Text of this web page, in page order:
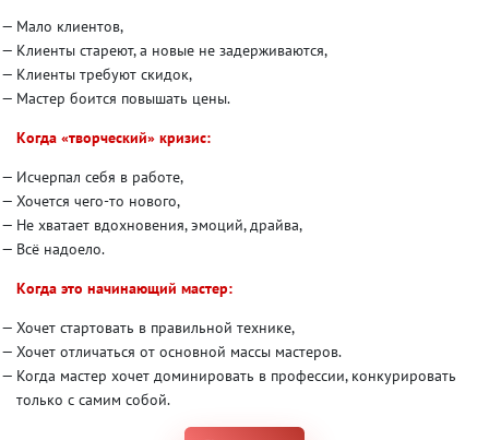
Мало клиентов,
Клиенты стареют, а новые не задерживаются,
Клиенты требуют скидок,
Мастер боится повышать цены.
Когда «творческий» кризис:
Исчерпал себя в работе,
Хочется чего-то нового,
Не хватает вдохновения, эмоций, драйва,
Всё надоело.
Когда это начинающий мастер:
Хочет стартовать в правильной технике,
Хочет отличаться от основной массы мастеров.
Когда мастер хочет доминировать в профессии, конкурировать
только с самим собой.